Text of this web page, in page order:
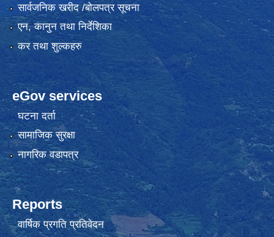
सार्वजनिक खरीद /बोलपत्र सूचना
एन, कानुन तथा निर्देशिका
कर तथा शुल्कहरु
eGov services
घटना दर्ता
सामाजिक सुरक्षा
नागरिक वडापत्र
Reports
वार्षिक प्रगति प्रतिवेदन